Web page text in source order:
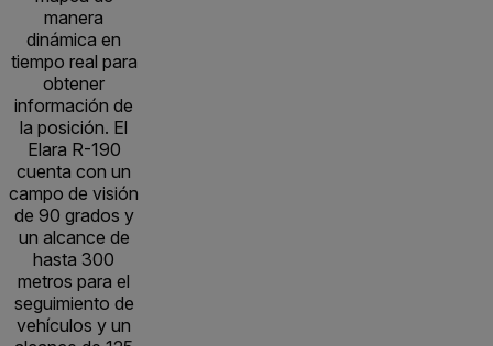
manera
dinámica en
tiempo real para
obtener
información de
la posición. El
Elara R-190
cuenta con un
campo de visión
de 90 grados y
un alcance de
hasta 300
metros para el
seguimiento de
vehículos y un